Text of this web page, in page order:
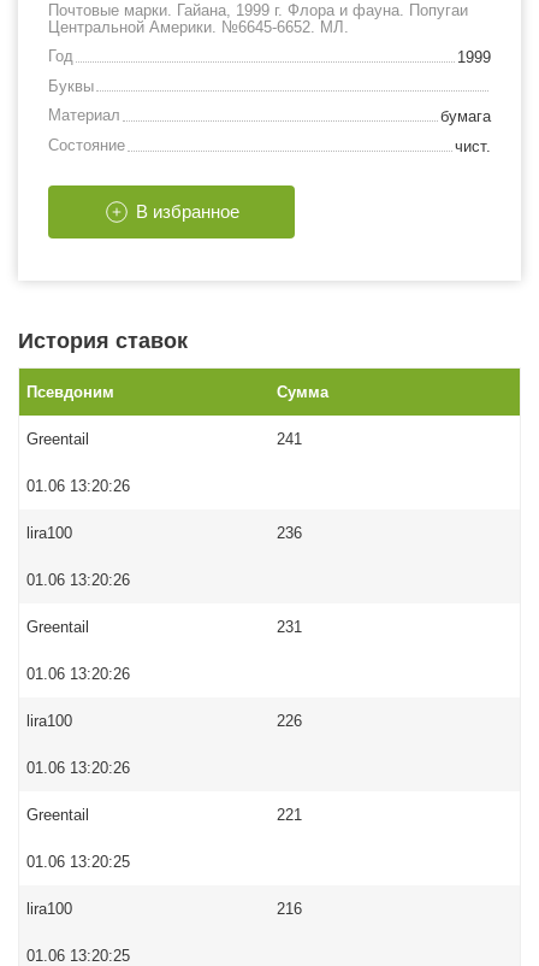
Почтовые марки. Гайана, 1999 г. Флора и фауна. Попугаи
Центральной Америки. №6645-6652. МЛ.
Год
1999
Буквы
Материал
бумага
Состояние
чист.
В избранное
История ставок
Псевдоним Сумма
Greentail 241
01.06 13:20:26
lira100 236
01.06 13:20:26
Greentail 231
01.06 13:20:26
lira100 226
01.06 13:20:26
Greentail 221
01.06 13:20:25
lira100 216
01.06 13:20:25